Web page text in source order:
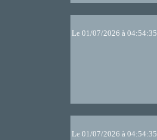
Le 01/07/2026 à 04:54:35
Le 01/07/2026 à 04:54:35